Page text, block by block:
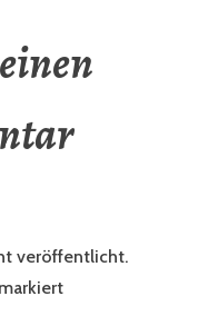
veröffentlicht.
markiert